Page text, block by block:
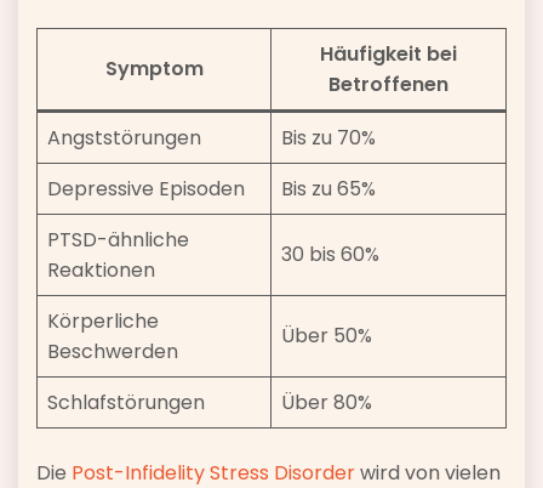
Symptom
Häufigkeit bei
Betroffenen
Angststörungen
Bis zu 70%
Depressive Episoden
Bis zu 65%
PTSD-ähnliche
Reaktionen
30 bis 60%
Körperliche
Beschwerden
Über 50%
Schlafstörungen Über 80%
Die Post-Infidelity Stress Disorderwird von vielen